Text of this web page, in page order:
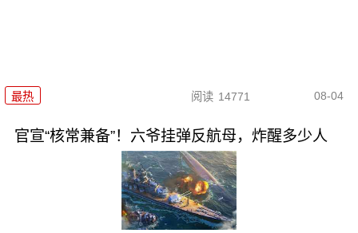
最热 阅读 14771 08-04
官宣“核常兼备”！六爷挂弹反航母，炸醒多少人